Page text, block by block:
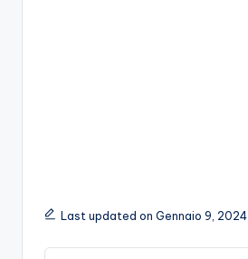
Last updated on Gennaio 9, 2024